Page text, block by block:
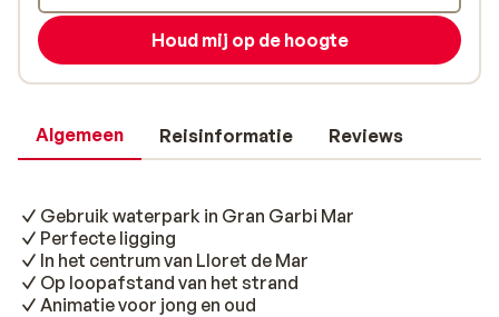
Algemeen Reisinformatie Reviews
Gebruik waterpark in Gran Garbi Mar
Perfecte ligging
In het centrum van Lloret de Mar
Op loopafstand van het strand
Animatie voor jong en oud
Houd mij op de hoogte